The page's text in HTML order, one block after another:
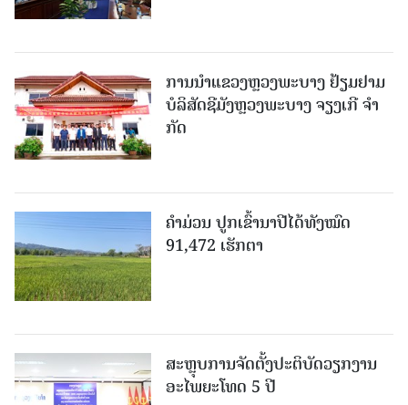
ການນຳແຂວງຫຼວງພະບາງ ຢ້ຽມ​ຢາມ
ບໍ​ລິ​ສັດຊີມັງຫຼວງພະບາງ ຈຽງເກີ ຈໍາ
ກັດ
ຄໍາມ່ວນ ປູກເຂົ້ານາປີໄດ້ທັງໝົດ
91,472 ເຮັກຕາ
ສະຫຼຸບການຈັດຕັ້ງປະຕິບັດວຽກງານ
ອະໄພຍະໂທດ 5 ປີ